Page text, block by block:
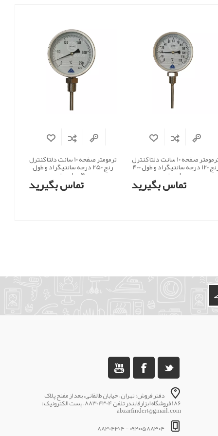
ترمومتر صفحه 10 سانت دلتا کنترل
رنج 120 درجه سانتیگراد و طول 400
میلی متر
تماس بگیرید
ترمومتر صفحه 10 سانت دلتا کنترل
رنج 250 درجه سانتیگراد و طول
400 میلی مترتماس بگیرید
دفتر فروش: تهران، خیابان طالقانی، بعد از مفتح پلاک
186 فروشگاه ابزارفایندر تلفن 88304304، پست الکترونیک:
abzarfinder1@gmail.com
۰۹۲۰۰۵۸۸۳۰۴ - 88304304